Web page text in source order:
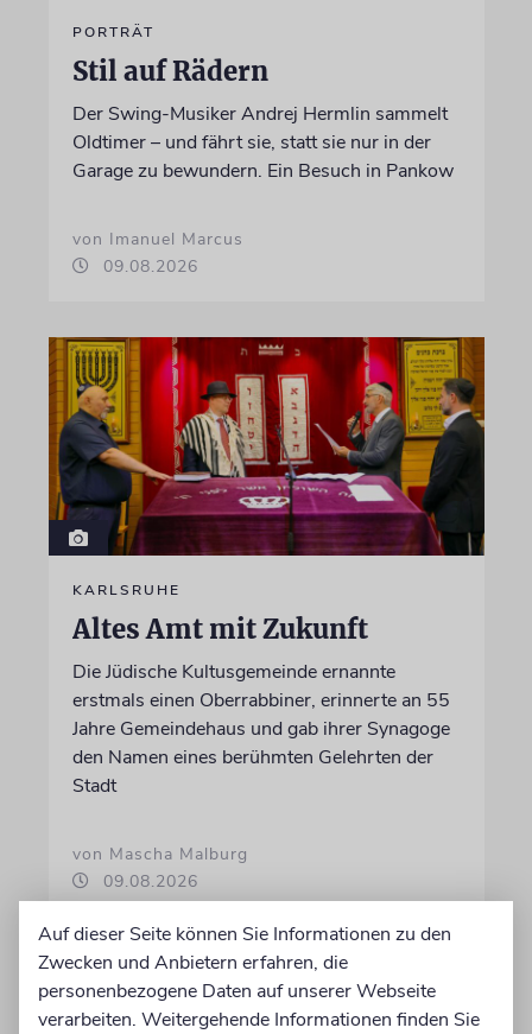
PORTRÄT
Stil auf Rädern
Der Swing-Musiker Andrej Hermlin sammelt
Oldtimer – und fährt sie, statt sie nur in der
Garage zu bewundern. Ein Besuch in Pankow
von Imanuel Marcus
09.08.2026
KARLSRUHE
Altes Amt mit Zukunft
Die Jüdische Kultusgemeinde ernannte
erstmals einen Oberrabbiner, erinnerte an 55
Jahre Gemeindehaus und gab ihrer Synagoge
den Namen eines berühmten Gelehrten der
Stadt
von Mascha Malburg
09.08.2026
Auf dieser Seite können Sie Informationen zu den
Zwecken und Anbietern erfahren, die
personenbezogene Daten auf unserer Webseite
verarbeiten. Weitergehende Informationen finden Sie